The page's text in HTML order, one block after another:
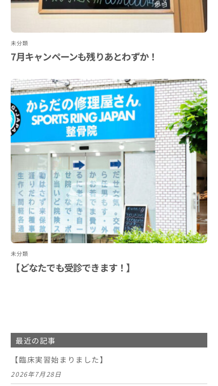
未分類
7月キャンペーンも残りあとわずか！
未分類
【どなたでも受診できます！】
最近の記事
【臨床実習始まりました】
2026年7月28日